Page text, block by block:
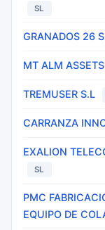
SL
GRANADOS 26
MT ALM
TREMUSER S.L
CARRANZA
EXALION
SL
PMC
EQUIPO DE